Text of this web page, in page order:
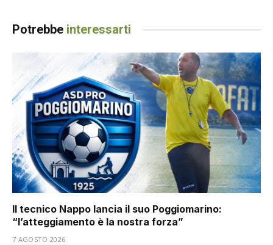
Potrebbe interessarti
Il tecnico Nappo lancia il suo Poggiomarino:
“l’atteggiamento è la nostra forza”
7 AGOSTO 2026